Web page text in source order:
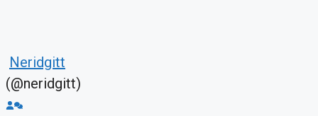
Neridgitt
(@neridgitt)